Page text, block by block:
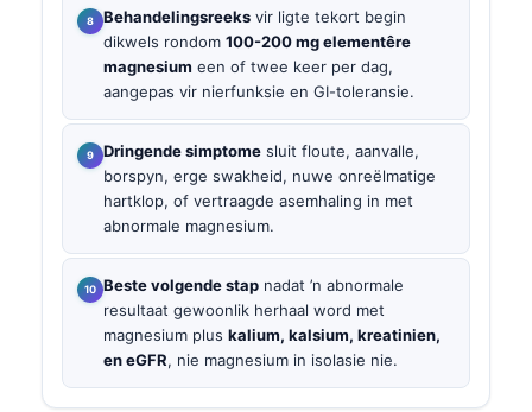
Behandelingsreeks vir ligte tekort begin
dikwels rondom 100-200 mg elementêre
magnesium een of twee keer per dag,
aangepas vir nierfunksie en GI-toleransie.
Dringende simptome sluit floute, aanvalle,
borspyn, erge swakheid, nuwe onreëlmatige
hartklop, of vertraagde asemhaling in met
abnormale magnesium.
Beste volgende stap nadat ’n abnormale
resultaat gewoonlik herhaal word met
magnesium plus kalium, kalsium, kreatinien,
en eGFR, nie magnesium in isolasie nie.